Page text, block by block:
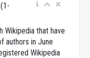
(1-
Wikipedia that have
authors in June
Wikipedia